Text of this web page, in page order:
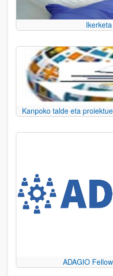
Kanpoko talde eta
ADAGIO